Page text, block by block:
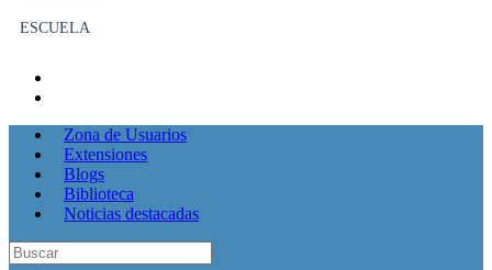
ESCUELA
Zona de Usuarios
Extensiones
Blogs
Biblioteca
Noticias destacadas